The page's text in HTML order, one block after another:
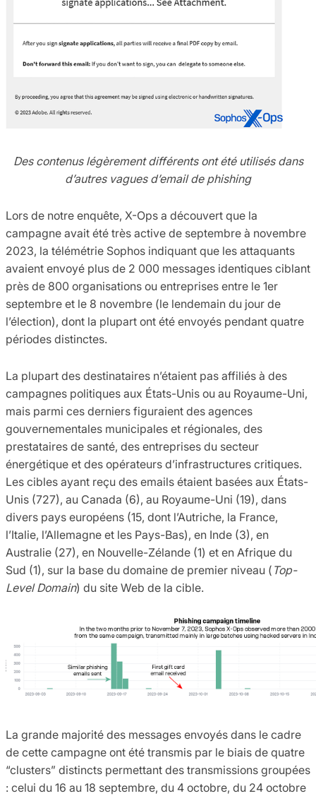
Des contenus légèrement différents ont été utilisés dans
d’autres vagues d’email de phishing
Lors de notre enquête, X-Ops a découvert que la
campagne avait été très active de septembre à novembre
2023, la télémétrie Sophos indiquant que les attaquants
avaient envoyé plus de 2 000 messages identiques ciblant
près de 800 organisations ou entreprises entre le 1er
septembre et le 8 novembre (le lendemain du jour de
l’élection), dont la plupart ont été envoyés pendant quatre
périodes distinctes.
La plupart des destinataires n’étaient pas affiliés à des
campagnes politiques aux États-Unis ou au Royaume-Uni,
mais parmi ces derniers figuraient des agences
gouvernementales municipales et régionales, des
prestataires de santé, des entreprises du secteur
énergétique et des opérateurs d’infrastructures critiques.
Les cibles ayant reçu des emails étaient basées aux États-
Unis (727), au Canada (6), au Royaume-Uni (19), dans
divers pays européens (15, dont l’Autriche, la France,
l’Italie, l’Allemagne et les Pays-Bas), en Inde (3), en
Australie (27), en Nouvelle-Zélande (1) et en Afrique du
Sud (1), sur la base du domaine de premier niveau ( Top-
Level Domain) du site Web de la cible.
La grande majorité des messages envoyés dans le cadre
de cette campagne ont été transmis par le biais de quatre
“clusters” distincts permettant des transmissions groupées
: celui du 16 au 18 septembre, du 4 octobre, du 24 octobre